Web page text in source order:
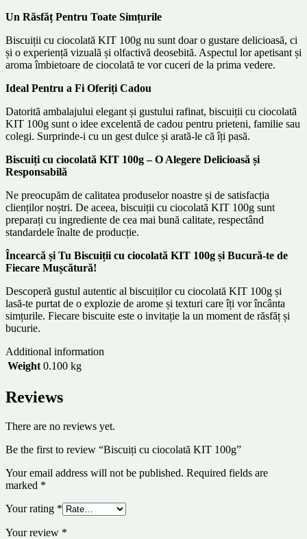
Un Răsfăț Pentru Toate Simțurile
Biscuiții cu ciocolată KIT 100g nu sunt doar o gustare delicioasă, ci
și o experiență vizuală și olfactivă deosebită. Aspectul lor apetisant și
aroma îmbietoare de ciocolată te vor cuceri de la prima vedere.
Ideal Pentru a Fi Oferiți Cadou
Datorită ambalajului elegant și gustului rafinat, biscuiții cu ciocolată
KIT 100g sunt o idee excelentă de cadou pentru prieteni, familie sau
colegi. Surprinde-i cu un gest dulce și arată-le că îți pasă.
Biscuiți cu ciocolată KIT 100g – O Alegere Delicioasă și
Responsabilă
Ne preocupăm de calitatea produselor noastre și de satisfacția
clienților noștri. De aceea, biscuiții cu ciocolată KIT 100g sunt
preparați cu ingrediente de cea mai bună calitate, respectând
standardele înalte de producție.
Încearcă și Tu Biscuiții cu ciocolată KIT 100g și Bucură-te de
Fiecare Mușcătură!
Descoperă gustul autentic al biscuiților cu ciocolată KIT 100g și
lasă-te purtat de o explozie de arome și texturi care îți vor încânta
simțurile. Fiecare biscuite este o invitație la un moment de răsfăț și
bucurie.
Additional information
Weight 0.100 kg
Reviews
There are no reviews yet.
Be the first to review “Biscuiți cu ciocolată KIT 100g”
Your email address will not be published. Required fields are
marked *
Your rating *
Your review *